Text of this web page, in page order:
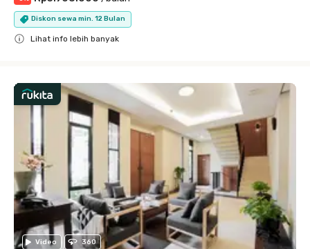
Diskon sewa min. 12 Bulan
Lihat info lebih banyak
Video 360